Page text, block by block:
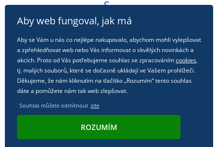
Sledujte nás na sociálních sítích
Aby web fungoval, jak má
Aby se Vám u nás co nejlépe nakupovalo, abychom mohli vylepšovat
a zpřehledňovat web nebo Vás informovat o skvělých novinkách a
akcích. Proto od Vás potřebujeme souhlas se zpracovánímcookies,
tj. malých souborů, které se dočasně ukládají ve Vašem prohlížeči.
Děkujeme, že nám kliknutím na tlačítko „Rozumím“ tento souhlas
dáte a pomůžete nám tak web zlepšovat.
Souhlas můžete odmítnout zde
ROZUMÍM